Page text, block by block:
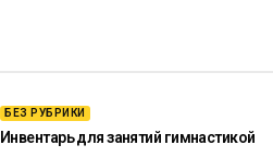
БЕЗ РУБРИКИ
Инвентарь для занятий гимнастикой